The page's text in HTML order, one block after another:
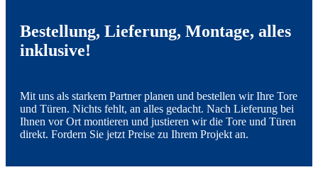
Bestellung, Lieferung, Montage, alles
inklusive!
Mit uns als starkem Partner planen und bestellen wir Ihre Tore
und Türen. Nichts fehlt, an alles gedacht. Nach Lieferung bei
Ihnen vor Ort montieren und justieren wir die Tore und Türen
direkt. Fordern Sie jetzt Preise zu Ihrem Projekt an.